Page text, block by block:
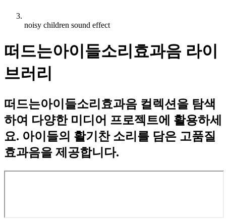
noisy children sound effect
떠드는아이들소리효과음 라이
브러리
떠드는아이들소리효과음 컬렉션을 탐색
하여 다양한 미디어 프로젝트에 활용하세
요. 아이들의 활기찬 소리를 담은 고품질
효과음을 제공합니다.